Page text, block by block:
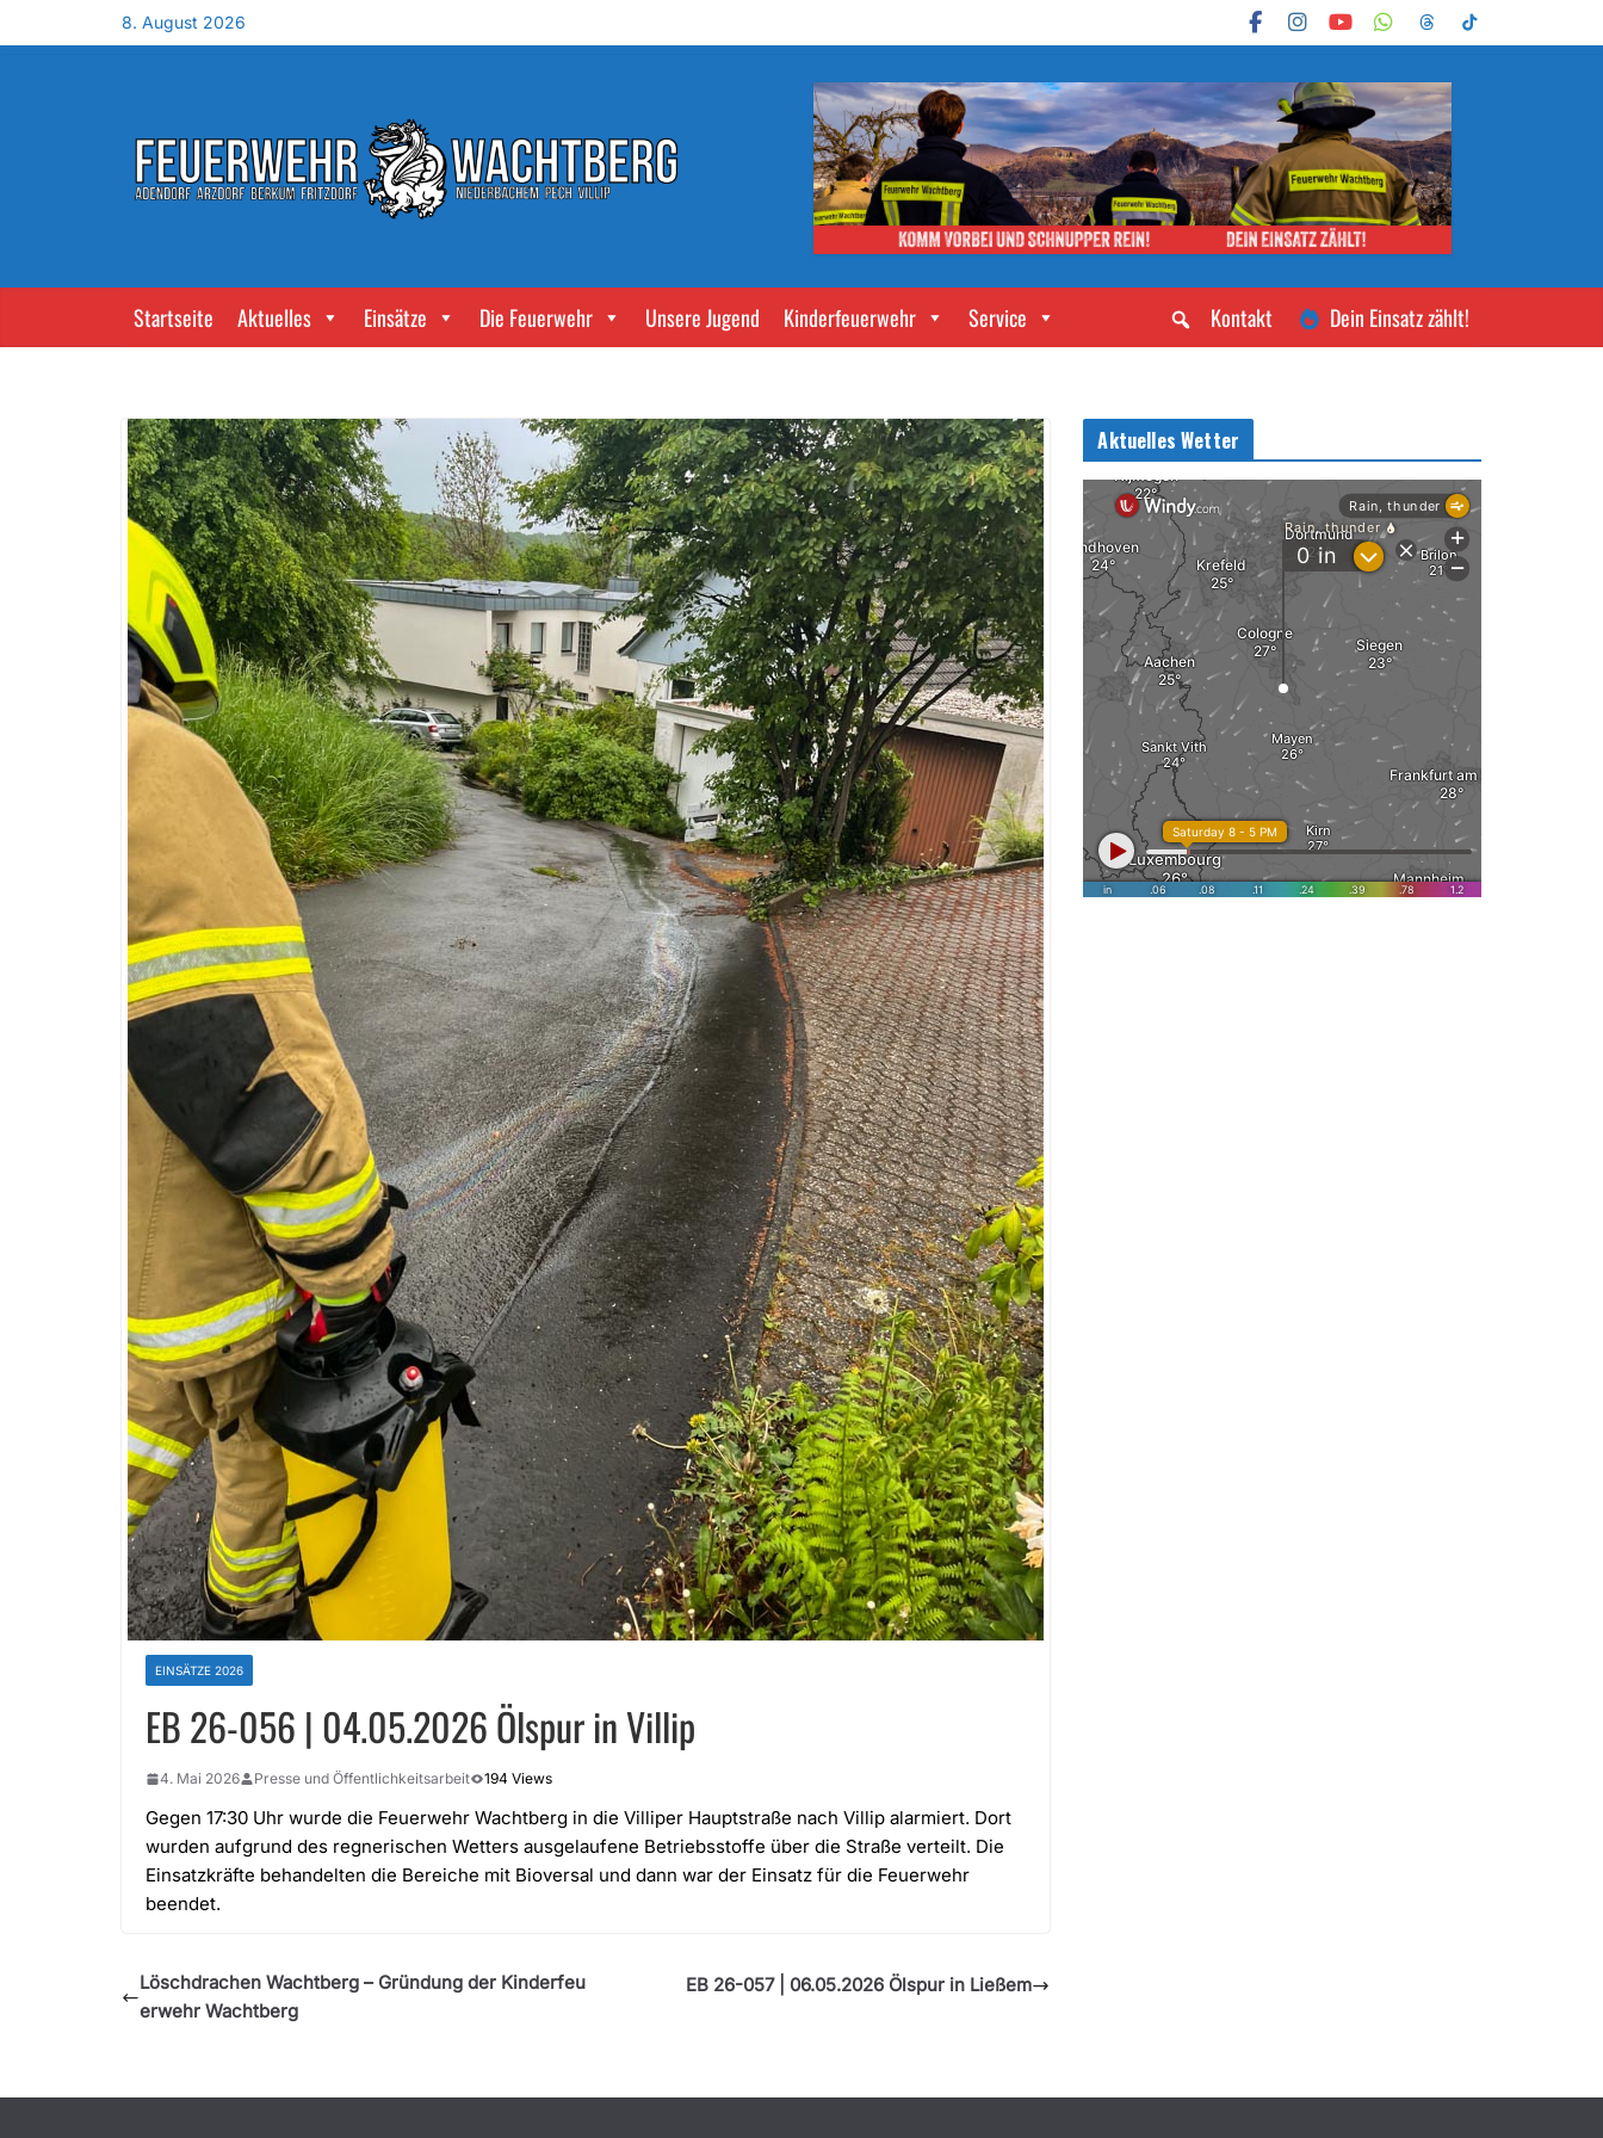
8. August 2026
Startseite Aktuelles Einsätze Die Feuerwehr Unsere Jugend Kinderfeuerwehr Service Dein Einsatz zählt!
Kontakt
EINSÄTZE 2026
EB 26-056 | 04.05.2026 Ölspur in Villip
4. Mai 2026 Presse und Öffentlichkeitsarbeit 194 Views
Gegen 17:30 Uhr wurde die Feuerwehr Wachtberg in die Villiper Hauptstraße nach Villip alarmiert. Dort
wurden aufgrund des regnerischen Wetters ausgelaufene Betriebsstoffe über die Straße verteilt. Die
Einsatzkräfte behandelten die Bereiche mit Bioversal und dann war der Einsatz für die Feuerwehr
beendet.
Löschdrachen Wachtberg – Gründung der Kinderfeu
erwehr Wachtberg
EB 26-057 | 06.05.2026 Ölspur in Ließem
Aktuelles Wetter